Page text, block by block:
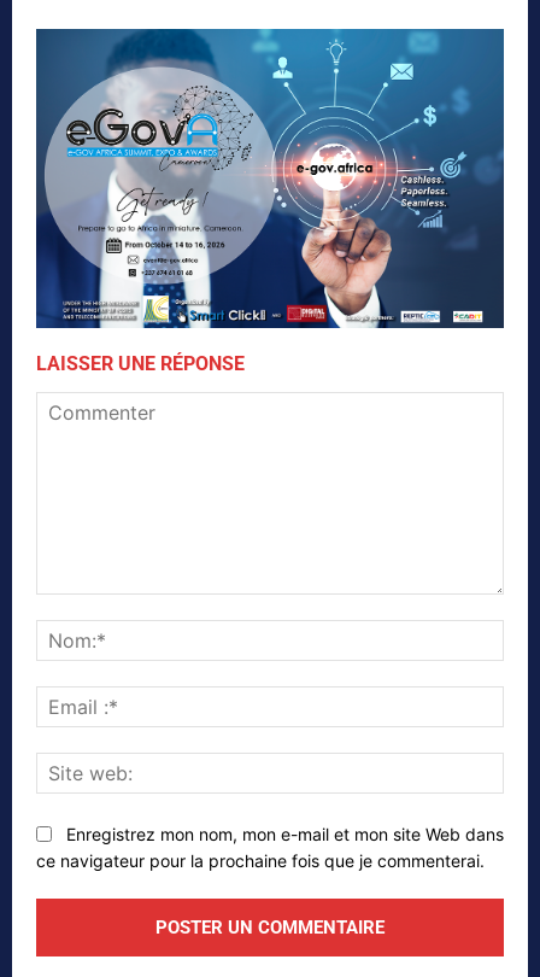
LAISSER UNE RÉPONSE
:*
web:
Enregistrez mon nom, mon e-mail et mon site Web dans
ce navigateur pour la prochaine fois que je commenterai.